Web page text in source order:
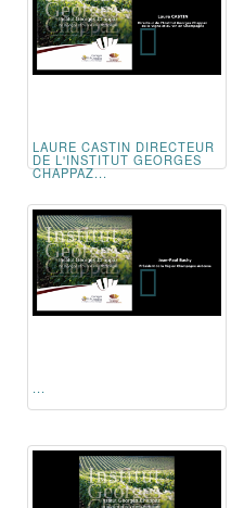
LAURE CASTIN DIRECTEUR
DE L'INSTITUT GEORGES
CHAPPAZ...
...